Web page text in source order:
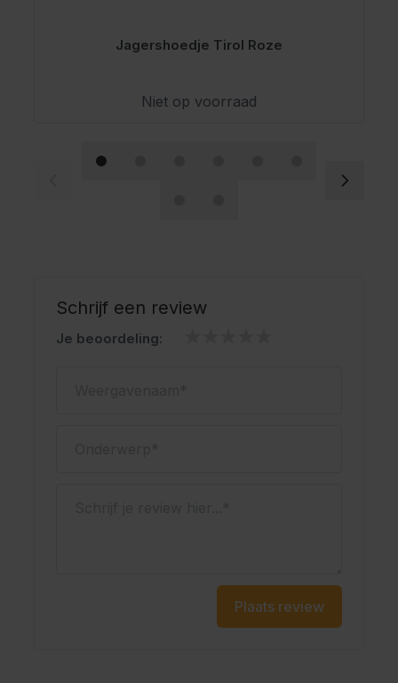
Jagershoedje Tirol Roze
Niet op voorraad
Schrijf een review
Je beoordeling:
Plaats review